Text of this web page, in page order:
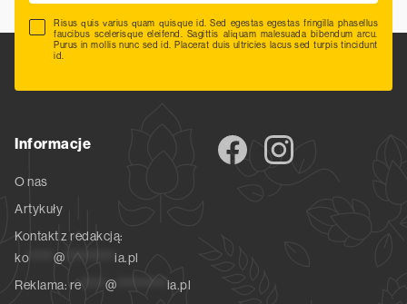
Risus quis varius quam quisque id. Sed egestas egestas fringilla phasellus
faucibus scelerisque eleifend. Sagittis aliquam malesuada bibendum arcu.
Purus in mollis nunc sed id. Placerat duis ultricies lacus sed turpis tincidunt
id.
Informacje
O nas
Artykuły
Kontakt z redakcją:
ko***** @ ********** ia.pl
Reklama: re***** @ ********** ia.pl